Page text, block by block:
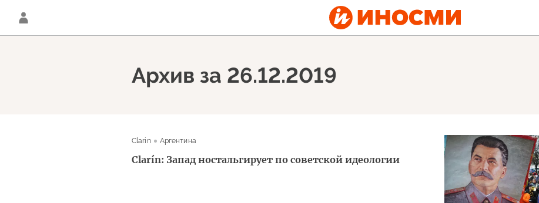
Архив за 26.12.2019
Clarin Аргентина
Clarín: Запад ностальгирует по советской идеологии